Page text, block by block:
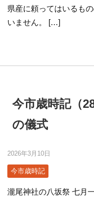
県産に頼ってはいるも
いません。 […]
今市歳時記（
の儀式
2026年3月10日
今市歳時記
瀧尾神社の八坂祭 七月